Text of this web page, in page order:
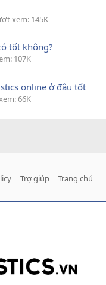
xem: 145K
tốt không?
107K
online ở đâu tốt
66K
Trợ giúp Trang chủ